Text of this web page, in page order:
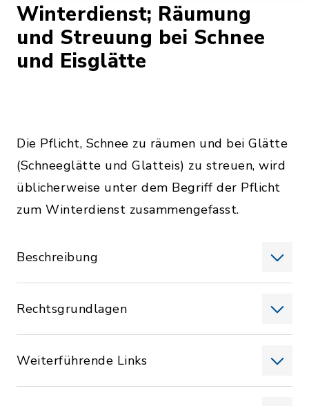
Winterdienst; Räumung
und Streuung bei Schnee
und Eisglätte
Die Pflicht, Schnee zu räumen und bei Glätte
(Schneeglätte und Glatteis) zu streuen, wird
üblicherweise unter dem Begriff der Pflicht
zum Winterdienst zusammengefasst.
Beschreibung
Rechtsgrundlagen
Weiterführende Links